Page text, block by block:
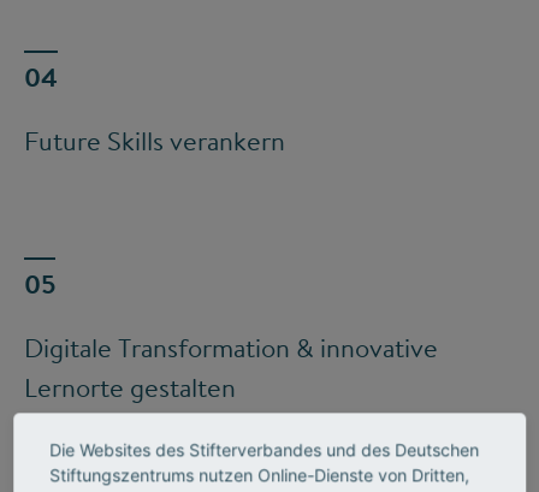
Future Skills verankern
Digitale Transformation & innovative
Lernorte gestalten
Die Websites des Stifterverbandes und des Deutschen
Stiftungszentrums nutzen Online-Dienste von Dritten,